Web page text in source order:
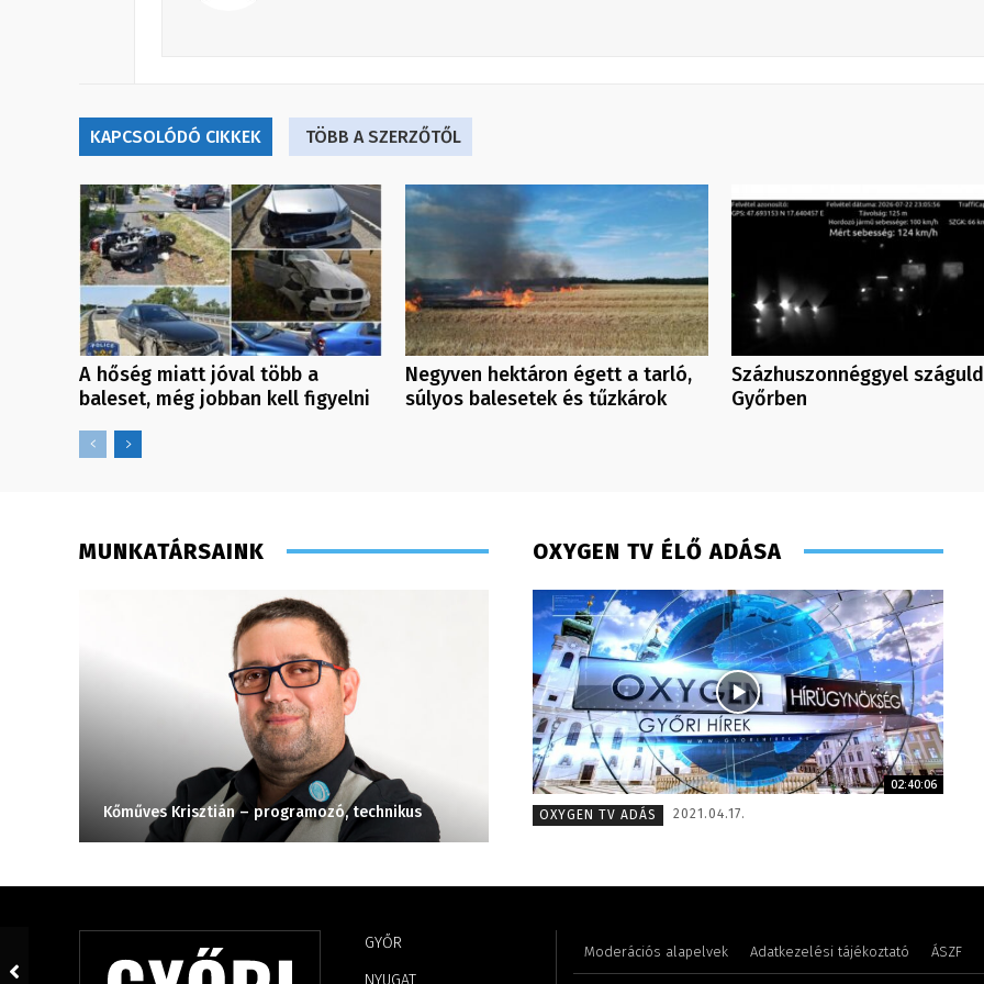
KAPCSOLÓDÓ CIKKEK TÖBB A SZERZŐTŐL
A hőség miatt jóval több a
baleset, még jobban kell figyelni
Negyven hektáron égett a tarló,
súlyos balesetek és tűzkárok
Százhuszonnéggyel
Győrben
MUNKATÁRSAINK
Kőműves Krisztián – programozó, technikus Szentgáthi Csaba – főszerkesztő – 2008
OXYGEN TV ÉLŐ ADÁSA
02:40:06
OXYGEN TV ADÁS
2021.04.17.
GYŐR
NYUGAT
Moderációs alapelvek Adatkezelési tájékoztató ÁSZF